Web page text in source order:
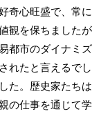
奇心旺盛で、常
観を保ちました
都市のダイナミ
れたと言えるで
た。歴史家たち
の仕事を通じて